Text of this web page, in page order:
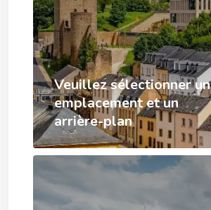
Veuillez sélectionner un
emplacement et un
arrière-plan